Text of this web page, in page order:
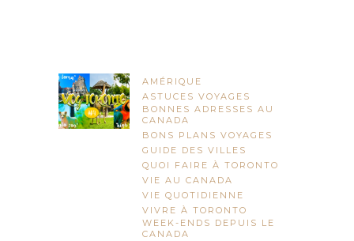
AMÉRIQUE
ASTUCES VOYAGES
BONNES ADRESSES AU
CANADA
BONS PLANS VOYAGES
GUIDE DES VILLES
QUOI FAIRE À TORONTO
VIE AU CANADA
VIE QUOTIDIENNE
VIVRE À TORONTO
WEEK-ENDS DEPUIS LE
CANADA